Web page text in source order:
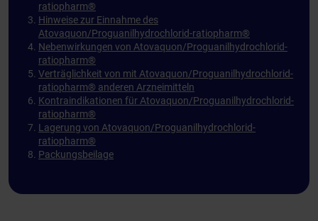
ratiopharm®
Hinweise zur Einnahme des
Atovaquon/Proguanilhydrochlorid-ratiopharm®
Nebenwirkungen von Atovaquon/Proguanilhydrochlorid-
ratiopharm®
Verträglichkeit von mit Atovaquon/Proguanilhydrochlorid-
ratiopharm® anderen Arzneimitteln
Kontraindikationen für Atovaquon/Proguanilhydrochlorid-
ratiopharm®
Lagerung von Atovaquon/Proguanilhydrochlorid-
ratiopharm®
Packungsbeilage